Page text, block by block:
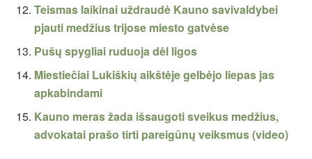
Teismas laikinai uždraudė Kauno savivaldybei
pjauti medžius trijose miesto gatvėse
Pušų spygliai ruduoja dėl ligos
Miestiečiai Lukiškių aikštėje gelbėjo liepas jas
apkabindami
Kauno meras žada išsaugoti sveikus medžius,
advokatai prašo tirti pareigūnų veiksmus (video)